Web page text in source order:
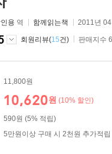
용 역 함께읽는책 2011년 04
회원리뷰(15건) 판매지수
11,800원
10,620원 (10% 할인)
590원 (5% 적립)
5만원이상 구매 시 2천원 추가적립